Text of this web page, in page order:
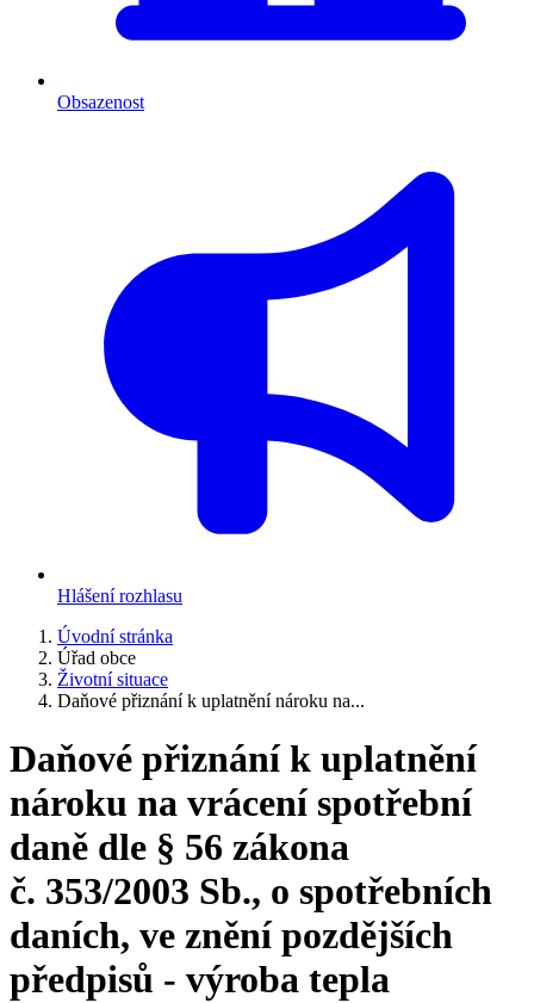
Obsazenost
Hlášení rozhlasu
Úvodní stránka
Úřad obce
Životní situace
Daňové přiznání k uplatnění nároku na...
Daňové přiznání k uplatnění
nároku na vrácení spotřební
daně dle § 56 zákona
č. 353/2003 Sb., o spotřebních
daních, ve znění pozdějších
předpisů - výroba tepla